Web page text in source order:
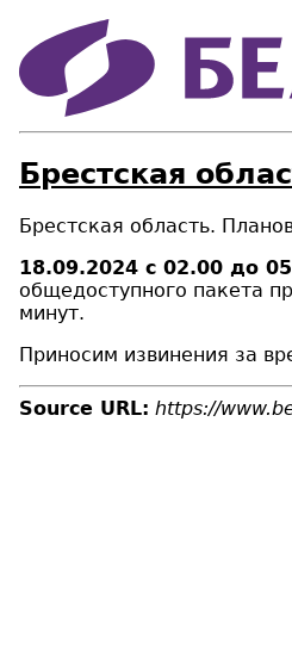
Брестская
Брестская область.
18.09.2024 с 02.00 до
общедоступного пакета
минут.
Приносим извинения за
Source URL: https://